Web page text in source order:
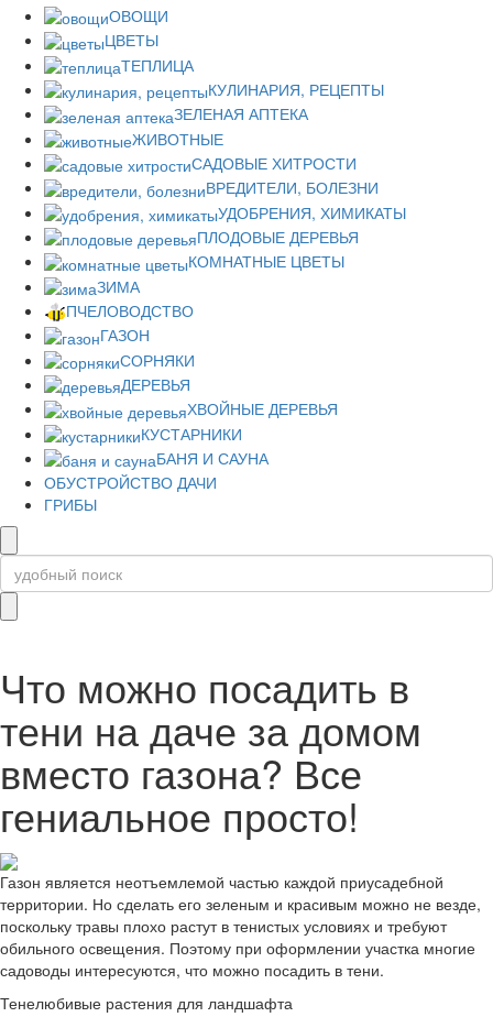
ОВОЩИ
ЦВЕТЫ
ТЕПЛИЦА
КУЛИНАРИЯ, РЕЦЕПТЫ
ЗЕЛЕНАЯ АПТЕКА
ЖИВОТНЫЕ
САДОВЫЕ ХИТРОСТИ
ВРЕДИТЕЛИ, БОЛЕЗНИ
УДОБРЕНИЯ, ХИМИКАТЫ
ПЛОДОВЫЕ ДЕРЕВЬЯ
КОМНАТНЫЕ ЦВЕТЫ
ЗИМА
ПЧЕЛОВОДСТВО
ГАЗОН
СОРНЯКИ
ДЕРЕВЬЯ
ХВОЙНЫЕ ДЕРЕВЬЯ
КУСТАРНИКИ
БАНЯ И САУНА
ОБУСТРОЙСТВО ДАЧИ
ГРИБЫ
Что можно посадить в
тени на даче за домом
вместо газона? Все
гениальное просто!
Газон является неотъемлемой частью каждой приусадебной
территории. Но сделать его зеленым и красивым можно не везде,
поскольку травы плохо растут в тенистых условиях и требуют
обильного освещения. Поэтому при оформлении участка многие
садоводы интересуются, что можно посадить в тени.
Тенелюбивые растения для ландшафта